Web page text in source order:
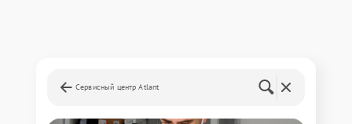
Сервисный центр Atlant